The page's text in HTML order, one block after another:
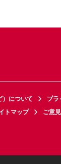
）について プラ
トマップ ご意